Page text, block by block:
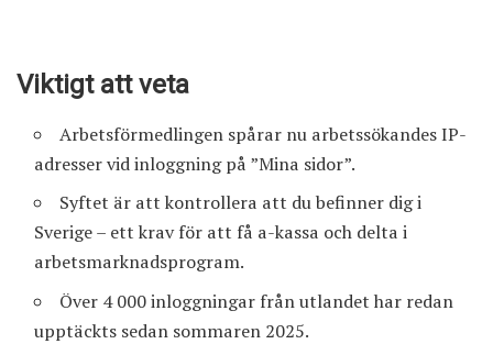
Viktigt att veta
Arbetsförmedlingen spårar nu arbetssökandes IP-
adresser vid inloggning på ”Mina sidor”.
Syftet är att kontrollera att du befinner dig i
Sverige – ett krav för att få a-kassa och delta i
arbetsmarknadsprogram.
Över 4 000 inloggningar från utlandet har redan
upptäckts sedan sommaren 2025.